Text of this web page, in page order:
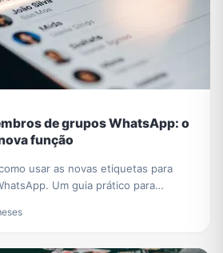
de grupos WhatsApp: o
função
usar as novas etiquetas para
Um guia prático para
facilmente.